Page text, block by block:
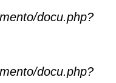
docu.php?
docu.php?